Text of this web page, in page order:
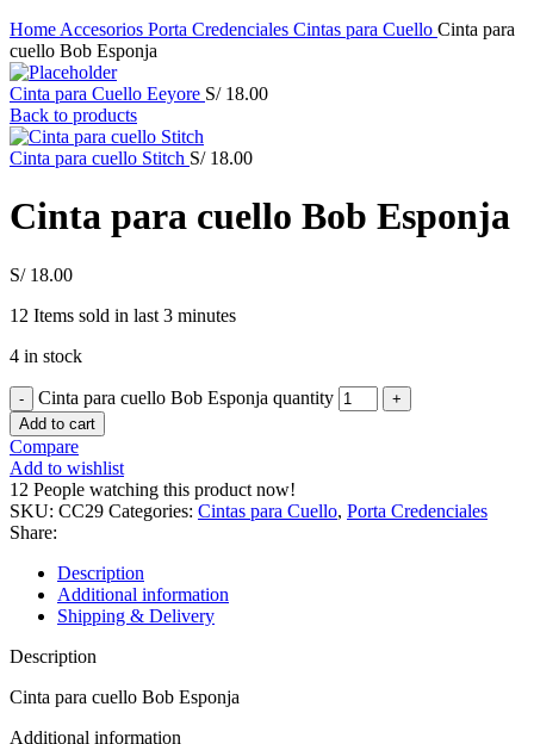
Home Accesorios Porta Credenciales Cintas para Cuello Cinta para
cuello Bob Esponja
Cinta para Cuello Eeyore S/18.00
Back to products
Cinta para cuello Stitch S/18.00
Cinta para cuello Bob Esponja
S/18.00
12 Items sold in last 3 minutes
4 in stock
Cinta para cuello Bob Esponja quantity
Add to cart
Compare
Add to wishlist
12 People watching this product now!
SKU: CC29 Categories: Cintas para Cuello, Porta Credenciales
Share:
Description
Additional information
Shipping & Delivery
Description
Cinta para cuello Bob Esponja
Additional information